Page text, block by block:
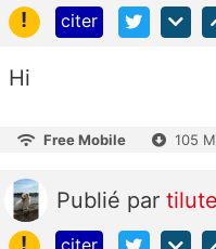
!
citer
Hi
Free Mobile 105
Publié par tilute
!
citer